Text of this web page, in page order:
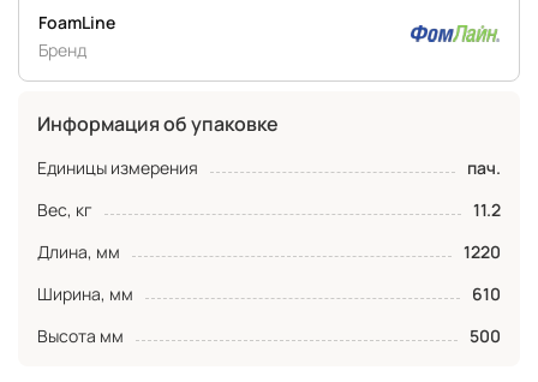
FoamLine
Бренд
Информация об упаковке
Единицы измерения
пач.
Вес, кг
11.2
Длина, мм
1220
Ширина, мм
610
Высота мм
500